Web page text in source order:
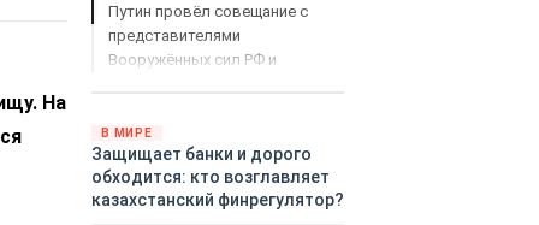
На
Путин провёл совещание с
представителями
Вооружённых сил РФ и
руководстве спецоперацией.
В МИРЕ
Защищает банки и дорого
обходится: кто возглавляет
казахстанский финрегулятор?